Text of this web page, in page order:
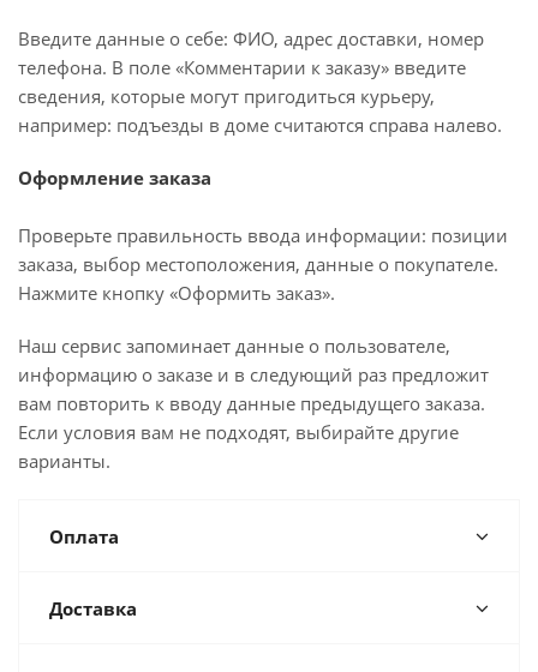
Введите данные о себе: ФИО, адрес доставки, номер
телефона. В поле «Комментарии к заказу» введите
сведения, которые могут пригодиться курьеру,
например: подъезды в доме считаются справа налево.
Оформление заказа
Проверьте правильность ввода информации: позиции
заказа, выбор местоположения, данные о покупателе.
Нажмите кнопку «Оформить заказ».
Наш сервис запоминает данные о пользователе,
информацию о заказе и в следующий раз предложит
вам повторить к вводу данные предыдущего заказа.
Если условия вам не подходят, выбирайте другие
варианты.
Оплата
Доставка